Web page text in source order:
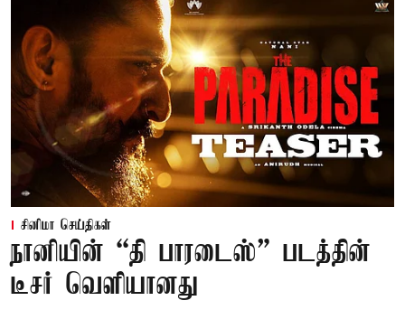
சினிமா செய்திகள்
நானியின் “தி பாரடைஸ்” படத்தின்
டீசர் வெளியானது